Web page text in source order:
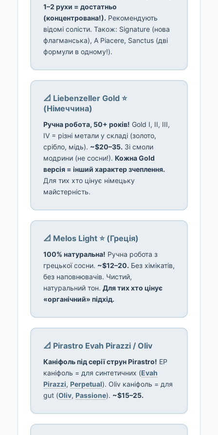
1–2 рухи = достатньо
(концентрована!). Рекомендують
відомі солісти. Також: Signature (нова
флагманська), A Piacere, Sanctus (дві
формули в одному!).
📐 Liebenzeller Gold ⭐
(Німеччина)
Ручна робота, 50+ років! Gold I, II, III,
IV = різні метали у складі (золото,
срібло, мідь). ~$20–35. Зі смоли
модрини (не сосни!). Кожна Gold
версія = інший характер зчеплення.
Для тих хто цінує німецьку
майстерність.
📐 Melos Light ⭐ (Греція)
100% натуральна! Ручна робота з
грецької сосни. ~$12–20. Без хімікатів,
без наповнювачів. Чистий,
натуральний тон. Для тих хто цінує
«органічний» підхід.
📐 Pirastro Evah Pirazzi / Oliv
Каніфоль під серії струн Pirastro! EP
каніфоль = для синтетичних (Evah
Pirazzi, Perpetual). Oliv каніфоль = для
gut (Oliv, Passione). ~$15–25.